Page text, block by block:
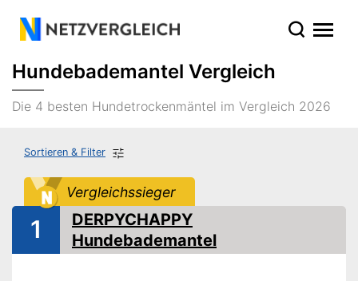
Hundebademantel Vergleich
Die 4 besten Hundetrockenmäntel im Vergleich 2026
Sortieren & Filter
Vergleichssieger
1
DERPYCHAPPY
Hundebademantel